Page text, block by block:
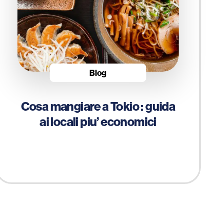
Blog
Cosa mangiare a Tokio : guida
ai locali piu’ economici